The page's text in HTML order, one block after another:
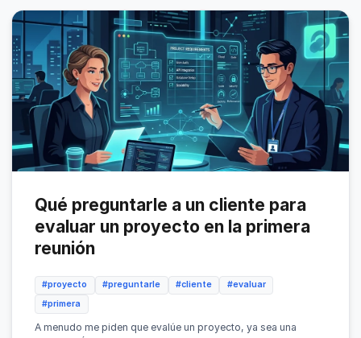
Qué preguntarle a un cliente para
evaluar un proyecto en la primera
reunión
#proyecto #preguntarle #cliente
#evaluar
#primera
A menudo me piden que evalúe un proyecto, ya sea una